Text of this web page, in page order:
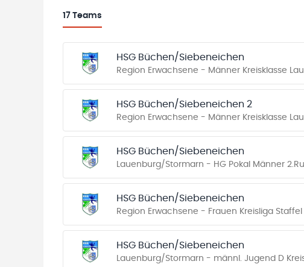
17 Teams
HSG Büchen/Siebeneichen
Region Erwachsene - Männer Kreisklasse
HSG Büchen/Siebeneichen 2
Region Erwachsene - Männer Kreisklasse
HSG Büchen/Siebeneichen
Lauenburg/Stormarn - HG Pokal Männer
HSG Büchen/Siebeneichen
Region Erwachsene - Frauen Kreisliga Staffel
HSG Büchen/Siebeneichen
Lauenburg/Stormarn - männl. Jugend D